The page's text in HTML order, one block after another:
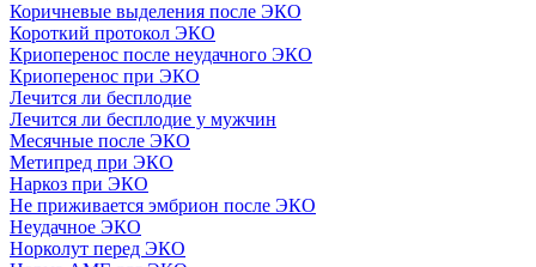
Коричневые выделения после ЭКО
Короткий протокол ЭКО
Криоперенос после неудачного ЭКО
Криоперенос при ЭКО
Лечится ли бесплодие
Лечится ли бесплодие у мужчин
Месячные после ЭКО
Метипред при ЭКО
Наркоз при ЭКО
Не приживается эмбрион после ЭКО
Неудачное ЭКО
Норколут перед ЭКО